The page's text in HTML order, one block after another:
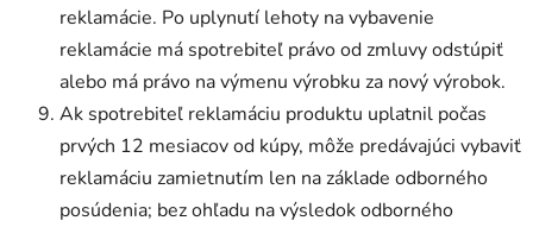
reklamácie. Po uplynutí lehoty na vybavenie
reklamácie má spotrebiteľ právo od zmluvy odstúpiť
alebo má právo na výmenu výrobku za nový výrobok.
Ak spotrebiteľ reklamáciu produktu uplatnil počas
prvých 12 mesiacov od kúpy, môže predávajúci vybaviť
reklamáciu zamietnutím len na základe odborného
posúdenia; bez ohľadu na výsledok odborného